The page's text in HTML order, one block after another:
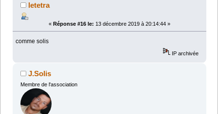
letetra
« Réponse #16 le: 13 décembre 2019 à 20:14:44 »
comme solis
IP archivée
J.Solis
Membre de l'association